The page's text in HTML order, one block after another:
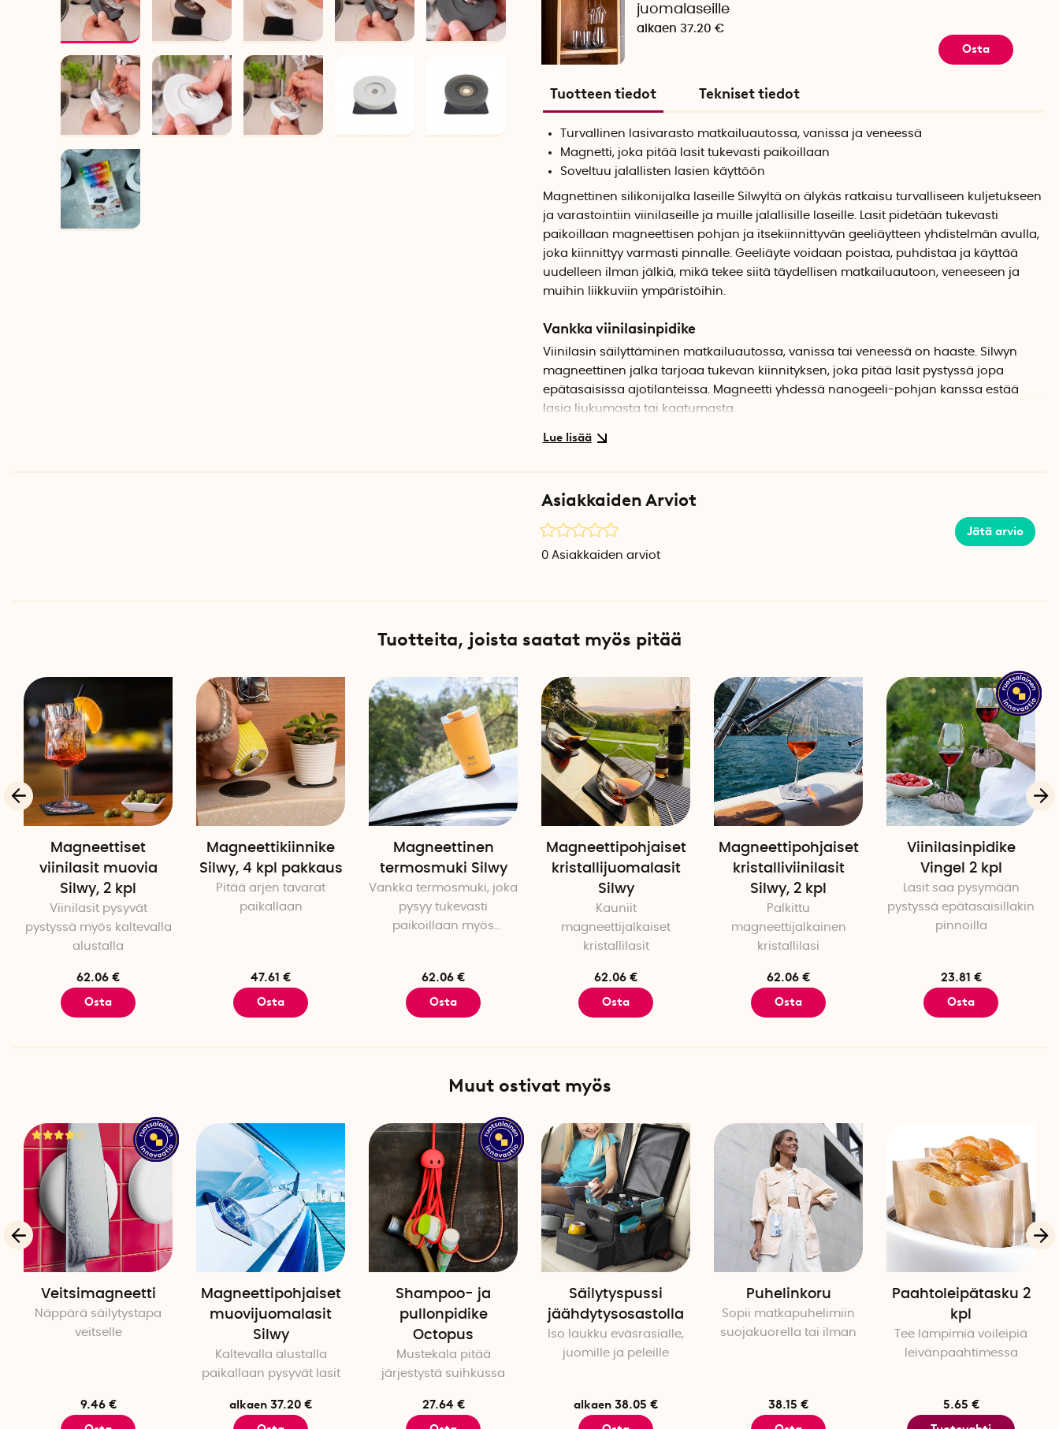
juomalaseille
alkaen 37.20 €
Osta
Tuotteen tiedot Tekniset tiedot
Turvallinen lasivarasto matkailuautossa, vanissa ja veneessä
Magnetti, joka pitää lasit tukevasti paikoillaan
Soveltuu jalallisten lasien käyttöön
Magnettinen silikonijalka laseille Silwyltä on älykäs ratkaisu turvalliseen kuljetukseen
ja varastointiin viinilaseille ja muille jalallisille laseille. Lasit pidetään tukevasti
paikoillaan magneettisen pohjan ja itsekiinnittyvän geeliäytteen yhdistelmän avulla,
joka kiinnittyy varmasti pinnalle. Geeliäyte voidaan poistaa, puhdistaa ja käyttää
uudelleen ilman jälkiä, mikä tekee siitä täydellisen matkailuautoon, veneeseen ja
muihin liikkuviin ympäristöihin.
Vankka viinilasinpidike
Viinilasin säilyttäminen matkailuautossa, vanissa tai veneessä on haaste. Silwyn
magneettinen jalka tarjoaa tukevan kiinnityksen, joka pitää lasit pystyssä jopa
epätasaisissa ajotilanteissa. Magneetti yhdessä nanogeeli-pohjan kanssa estää
lasia liukumasta tai kaatumasta.
Vahva pito tasaisilla pinnoilla
Silikonijalka lasissa pysyy tukevasti paikallaan geeliäytteen päällä magneetin avulla,
täysin ilman työkaluja tai pysyvää asennusta. Geeliäyte voidaan poistaa ilman jälkiä,
Parhaan tuloksen saavuttamiseksi pinnan tulisi olla tasainen ja sileä, kuten hylly,
penkki tai kaappi matkailuautossa. Tuote on suunniteltu pystysuuntaiseen
säilytykseen. Kuljetuksen aikana lasin on oltava siinä, että sekä magneetti että
itsekiinnittyvä pohja ovat hyvässä kontaktissa pinnan kanssa.
Hoitosuositus
Silikonijalka pestään käsin. Vältä magneettiosan altistamista vedelle, sillä se voi
vaikuttaa kiinnityksen voimakkuuteen.
Tekniset tiedot
Materiaali: Silikoni
Väri: Valitse musta tai valkoinen
Paino: 82 g
Halkaisija: 8,6 cm
Paksuus: 1,2 cm
Määrä pakkauksessa: 1
Asiakkaiden Arviot
Jätä arvio
0 Asiakkaiden arviot
Tuotteita, joista saatat myös pitää
Magneettiset
viinilasit muovia
Silwy, 2 kpl
Viinilasit pysyvät
pystyssä myös kaltevalla
alustalla
62.06 €
Osta
Magneettikiinnike
Silwy, 4 kpl pakkaus
Pitää arjen tavarat
paikallaan
47.61 €
Osta
Magneettinen
termosmuki Silwy
Vankka termosmuki, joka
pysyy tukevasti
paikoillaan myös
62.06 €
Osta
Magneettipohjaiset
kristallijuomalasit
Silwy
Kauniit
magneettijalkaiset
kristallilasit
62.06 €
Osta
Magneettipohjaiset
kristalliviinilasit
Silwy, 2 kpl
Palkittu
magneettijalkainen
kristallilasi
62.06 €
Osta
Viinilasinpidike
Vingel 2 kpl
Lasit saa pysymään
pystyssä epätasaisillakin
pinnoilla
23.81 €
Osta
Muut ostivat myös
Veitsimagneetti
Näppärä säilytystapa
veitselle
9.46 €
Magneettipohjaiset
muovijuomalasit
Silwy
Kaltevalla alustalla
paikallaan pysyvät lasit
alkaen 37.20 €
Shampoo- ja
pullonpidike
Octopus
Mustekala pitää
järjestystä suihkussa
27.64 €
Säilytyspussi
jäähdytysosastolla
Iso laukku eväsrasialle,
juomille ja peleille
alkaen 38.05 €
Puhelinkoru
Sopii matkapuhelimiin
suojakuorella tai ilman
38.15 €
Paahtoleipätasku 2
kpl
Tee lämpimiä voileipiä
leivänpaahtimessa
5.65 €